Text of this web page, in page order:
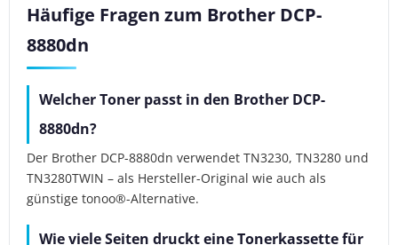
Häufige Fragen zum Brother DCP-
8880dn
Welcher Toner passt in den Brother DCP-
8880dn?
Der Brother DCP-8880dn verwendet TN3230, TN3280 und
TN3280TWIN – als Hersteller-Original wie auch als
günstige tonoo®-Alternative.
Wie viele Seiten druckt eine Tonerkassette für